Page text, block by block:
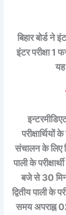
बिहार बोर्ड ने
इंटर परीक्षा 1
यह
परीक्षार्थियों
संचालन के लिए
पाली के
बजे से 30
द्वितीय पाली के
समय अपराह्न